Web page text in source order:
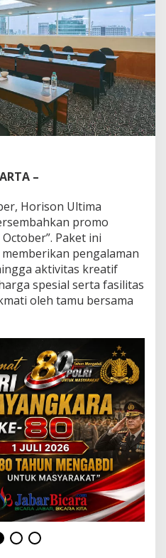
–
Horison Ultima
promo
Paket ini
pengalaman
aktivitas kreatif
spesial serta fasilitas
oleh tamu bersama